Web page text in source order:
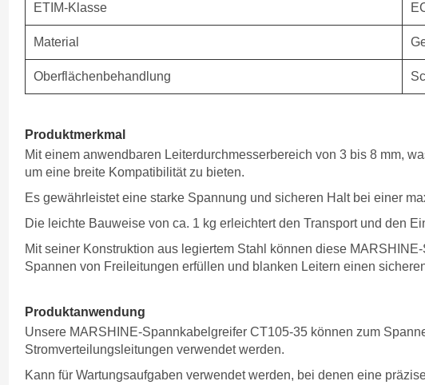
ETIM-Klasse
Material
Oberflächenbehandlung
Produktmerkmal
Mit einem anwendbaren Leiterdurchmesserbereich von 3 bis 8 mm,
um eine breite Kompatibilität zu bieten.
Es gewährleistet eine starke Spannung und sicheren Halt bei einer
Die leichte Bauweise von ca. 1 kg erleichtert den Transport und den
Mit seiner Konstruktion aus legiertem Stahl können diese
Spannen von Freileitungen erfüllen und blanken Leitern einen
Produktanwendung
Unsere MARSHINE-Spannkabelgreifer CT105-35 können zum
Stromverteilungsleitungen verwendet werden.
Kann für Wartungsaufgaben verwendet werden, bei denen eine